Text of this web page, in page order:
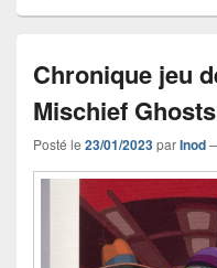
Chronique jeu
Mischief
Posté le 23/01/2023parInod